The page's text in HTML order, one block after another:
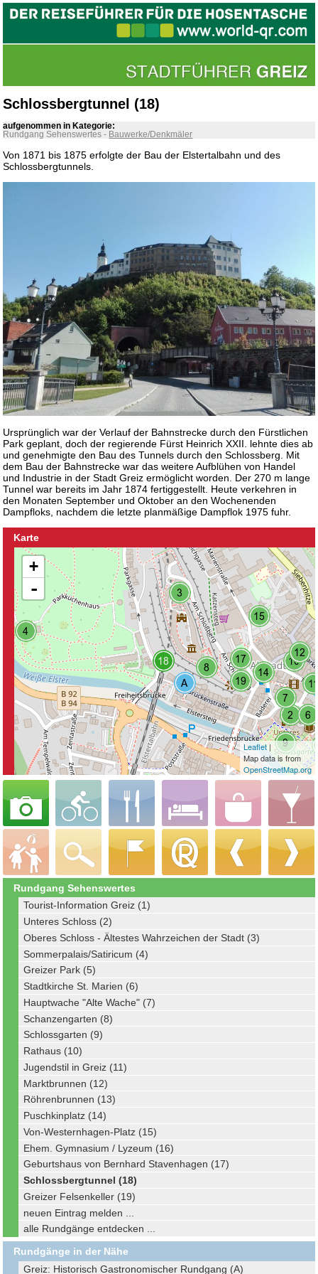
Schlossbergtunnel (18)
aufgenommen in Kategorie:
Rundgang Sehenswertes - Bauwerke/Denkmäler
Von 1871 bis 1875 erfolgte der Bau der Elstertalbahn und des
Schlossbergtunnels.
Ursprünglich war der Verlauf der Bahnstrecke durch den Fürstlichen
Park geplant, doch der regierende Fürst Heinrich XXII. lehnte dies ab
und genehmigte den Bau des Tunnels durch den Schlossberg. Mit
dem Bau der Bahnstrecke war das weitere Aufblühen von Handel
und Industrie in der Stadt Greiz ermöglicht worden. Der 270 m lange
Tunnel war bereits im Jahr 1874 fertiggestellt. Heute verkehren in
den Monaten September und Oktober an den Wochenenden
Dampfloks, nachdem die letzte planmäßige Dampflok 1975 fuhr.
Karte
+
-
Leaflet|
Map data is from
OpenStreetMap.org
Rundgang Sehenswertes
Tourist-Information Greiz (1)
Unteres Schloss (2)
Oberes Schloss - Ältestes Wahrzeichen der Stadt (3)
Sommerpalais/Satiricum (4)
Greizer Park (5)
Stadtkirche St. Marien (6)
Hauptwache "Alte Wache" (7)
Schanzengarten (8)
Schlossgarten (9)
Rathaus (10)
Jugendstil in Greiz (11)
Marktbrunnen (12)
Röhrenbrunnen (13)
Puschkinplatz (14)
Von-Westernhagen-Platz (15)
Ehem. Gymnasium / Lyzeum (16)
Geburtshaus von Bernhard Stavenhagen (17)
Schlossbergtunnel (18)
Greizer Felsenkeller (19)
neuen Eintrag melden ...
alle Rundgänge entdecken ...
Rundgänge in der Nähe
Greiz: Historisch Gastronomischer Rundgang (A)